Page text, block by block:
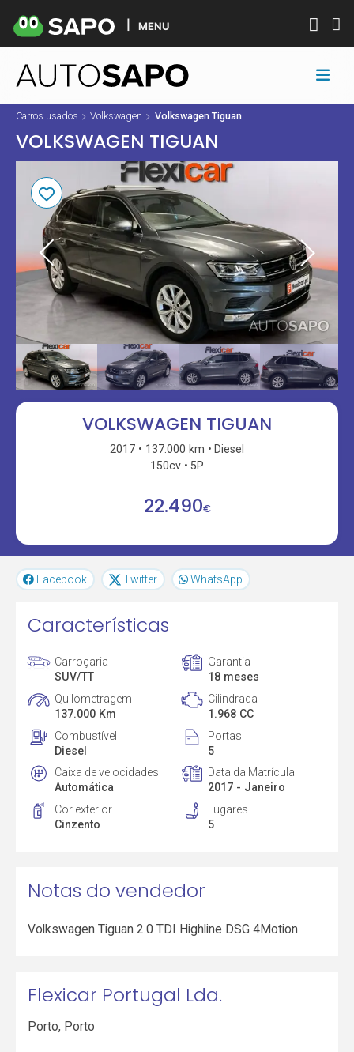
MENU
Carros usados Volkswagen Volkswagen Tiguan
VOLKSWAGEN TIGUAN
VOLKSWAGEN TIGUAN
2017 137.000 km
Diesel
150cv
5P
22.490€
Facebook Twitter WhatsApp
Características
Carroçaria
SUV/TT
Garantia
18 meses
Quilometragem
137.000 Km
Cilindrada
1.968 CC
Combustível
Diesel
Portas
5
Caixa de velocidades
Automática
Data da Matrícula
2017 - Janeiro
Cor exterior
Cinzento
Lugares
5
Notas do vendedor
Volkswagen Tiguan 2.0 TDI Highline DSG 4Motion
Flexicar Portugal Lda.
Porto, Porto